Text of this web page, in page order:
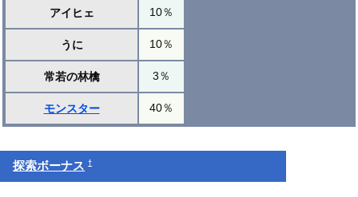
アイヒェ 10％
うに 10％
常若の林檎 3％
モンスター 40％
探索ボーナス †